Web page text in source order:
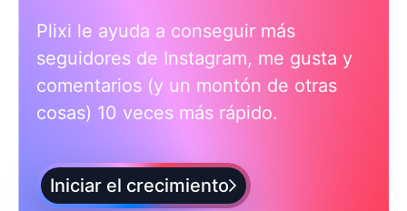
Plixi le ayuda a conseguir más
seguidores de Instagram, me gusta y
comentarios (y un montón de otras
cosas) 10 veces más rápido.
Iniciar el crecimiento